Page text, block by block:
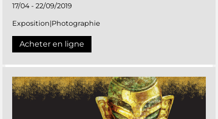
17/04 - 22/09/2019
Exposition|Photographie
Acheter en ligne